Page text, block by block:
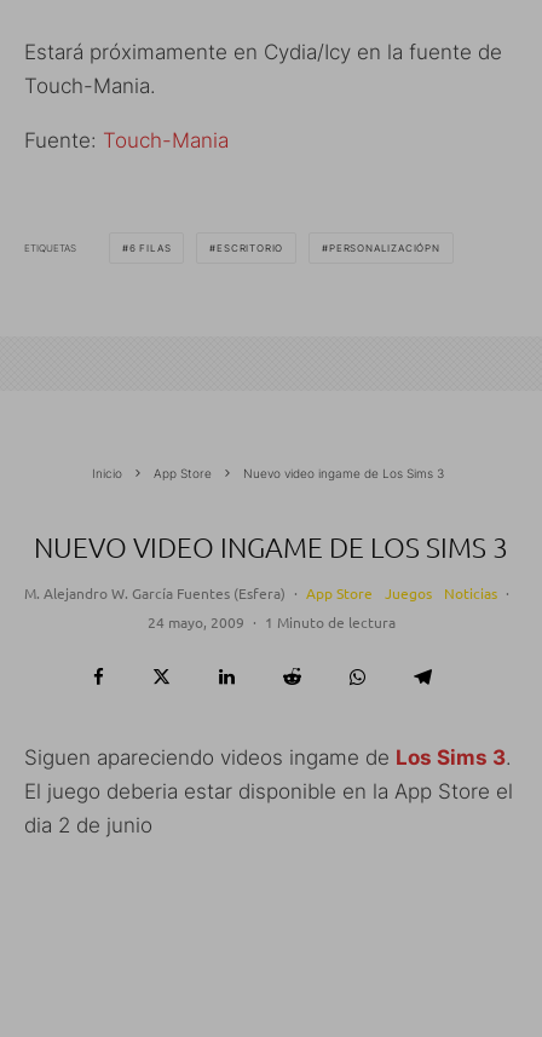
Estará próximamente en Cydia/Icy en la fuente de
Touch-Mania.
Fuente: Touch-Mania
ETIQUETAS 6 FILAS ESCRITORIO PERSONALIZACIÓPN
Inicio App Store Nuevo video ingame de Los Sims 3
NUEVO VIDEO INGAME DE LOS SIMS 3
M. Alejandro W. García Fuentes (Esfera) · App Store Juegos Noticias ·
24 mayo, 2009 · 1 Minuto de lectura
Siguen apareciendo videos ingame de Los Sims 3.
El juego deberia estar disponible en la App Store el
dia 2 de junio